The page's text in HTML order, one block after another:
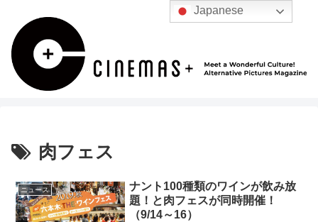
肉フェス
ニュース
ナント100種類のワインが飲み放
題！と肉フェスが同時開催！
（9/14～16）
Japanese